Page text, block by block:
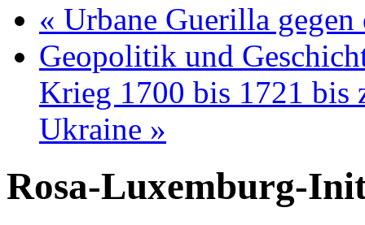
« Urbane Guerilla
Geopolitik und
Krieg 1700 bis 1721 bis
Ukraine »
Rosa-Luxemburg-